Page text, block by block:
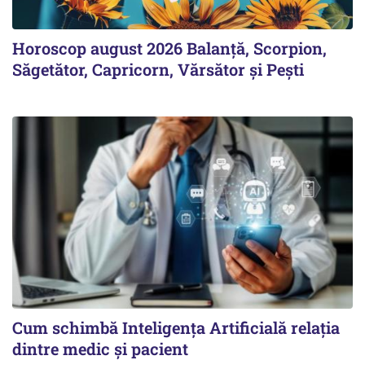
Horoscop august 2026 Balanță, Scorpion,
Săgetător, Capricorn, Vărsător și Pești
Cum schimbă Inteligența Artificială relația
dintre medic și pacient